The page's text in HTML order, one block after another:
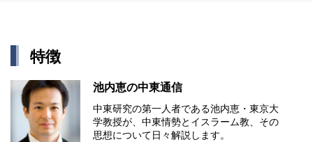
特徴
池内恵の中東通信
中東研究の第⼀⼈者である池内恵・東京⼤
学教授が、中東情勢とイスラーム教、その
思想について⽇々解説します。